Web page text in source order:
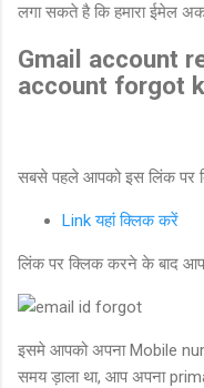
लगा सकते है कि हमारा ईमेल
Gmail account
account forgot
सबसे पहले आपको इस लिंक पर
Link यहां क्लिक करें
लिंक पर क्लिक करने के बाद
इसमे आपको अपना Mobile
समय ड़ाला था, आप अपना